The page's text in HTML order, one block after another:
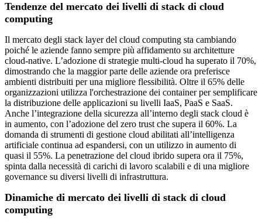
Tendenze del mercato dei livelli di stack di cloud
computing
Il mercato degli stack layer del cloud computing sta cambiando
poiché le aziende fanno sempre più affidamento su architetture
cloud-native. L’adozione di strategie multi-cloud ha superato il 70%,
dimostrando che la maggior parte delle aziende ora preferisce
ambienti distribuiti per una migliore flessibilità. Oltre il 65% delle
organizzazioni utilizza l'orchestrazione dei container per semplificare
la distribuzione delle applicazioni su livelli IaaS, PaaS e SaaS.
Anche l’integrazione della sicurezza all’interno degli stack cloud è
in aumento, con l’adozione del zero trust che supera il 60%. La
domanda di strumenti di gestione cloud abilitati all’intelligenza
artificiale continua ad espandersi, con un utilizzo in aumento di
quasi il 55%. La penetrazione del cloud ibrido supera ora il 75%,
spinta dalla necessità di carichi di lavoro scalabili e di una migliore
governance su diversi livelli di infrastruttura.
Dinamiche di mercato dei livelli di stack di cloud
computing